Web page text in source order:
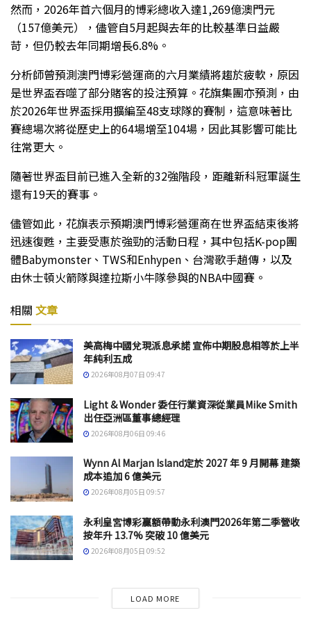
然而，2026年首六個月的博彩總收入達1,269億澳門元
（157億美元），儘管自5月起與去年的比較基準日益嚴
苛，但仍較去年同期增長6.8%。
分析師曾預測澳門博彩營運商的六月業績將趨於疲軟，原因
是世界盃吞噬了部分賭客的投注預算。花旗集團亦預測，由
於2026年世界盃採用擴編至48支球隊的賽制，這意味著比
賽總場次將從歷史上的64場增至104場，因此其影響可能比
往常更大。
隨著世界盃目前已進入全新的32強階段，距離新科冠軍誕生
還有19天的賽事。
儘管如此，花旗表示預期澳門博彩營運商在世界盃結束後將
迅速復甦，主要受惠於強勁的活動日程，其中包括K-pop團
體Babymonster、TWS和Enhypen、台灣歌手趙傳，以及
由休士頓火箭隊與達拉斯小牛隊參與的NBA中國賽。
相關 文章
美高梅中國兌現派息承諾 宣佈中期股息相等於上半
年純利五成
2026年08月07日 09:47
Light & Wonder 委任行業資深從業員Mike Smith
出任亞洲區董事總經理
2026年08月06日 09:46
Wynn Al Marjan Island定於 2027 年 9 月開幕 建築
成本追加 6 億美元
2026年08月05日 09:57
永利皇宮博彩贏額帶動永利澳門2026年第二季營收
按年升 13.7% 突破 10 億美元
2026年08月05日 09:52
LOAD MORE